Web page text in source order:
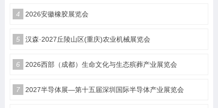
4 2026安徽橡胶展览会
5 汉森·2027丘陵山区(重庆)农业机械展览会
6 2026西部（成都）生命文化与生态殡葬产业展览会
7 2027半导体展—第十五届深圳国际半导体产业展览会